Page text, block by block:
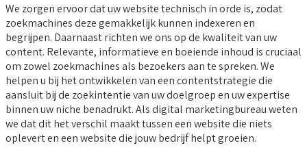
We zorgen ervoor dat uw website technisch in orde is, zodat
zoekmachines deze gemakkelijk kunnen indexeren en
begrijpen. Daarnaast richten we ons op de kwaliteit van uw
content. Relevante, informatieve en boeiende inhoud is cruciaal
om zowel zoekmachines als bezoekers aan te spreken. We
helpen u bij het ontwikkelen van een contentstrategie die
aansluit bij de zoekintentie van uw doelgroep en uw expertise
binnen uw niche benadrukt. Als digital marketingbureau weten
we dat dit het verschil maakt tussen een website die niets
oplevert en een website die jouw bedrijf helpt groeien.